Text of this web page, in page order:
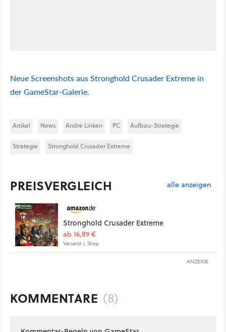
Neue Screenshots aus Stronghold Crusader Extreme in
der GameStar-Galerie.
Artikel News Andre Linken PC Aufbau-Strategie
Strategie Stronghold Crusader Extreme
PREISVERGLEICH alle anzeigen
Stronghold Crusader Extreme
ab 16,89 €
Versand s. Shop
ANZEIGE
KOMMENTARE (8)